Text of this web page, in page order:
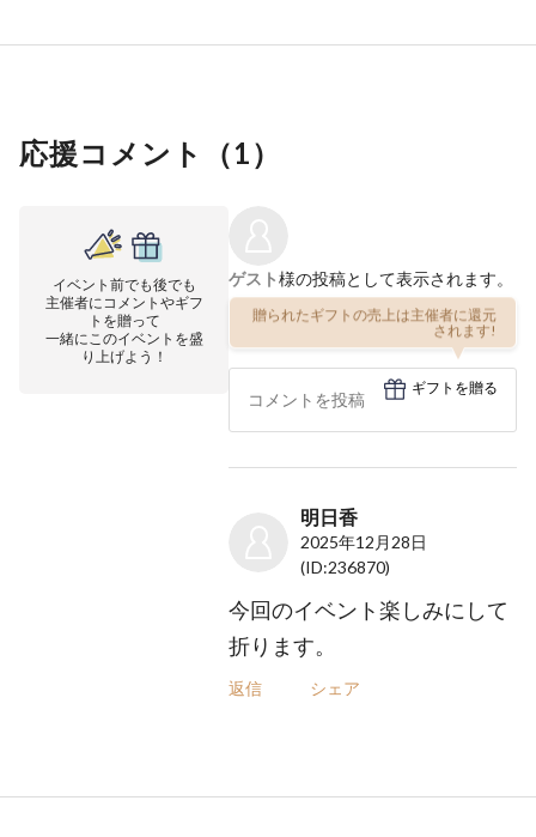
応援コメント（1）
イベント前でも後でも
主催者にコメントやギフ
トを贈って
一緒にこのイベントを盛
り上げよう！
ゲスト様の投稿として表示されます。
贈られたギフトの売上は主催者に還元
されます!
ギフトを贈る
明日香
2025年12月28日
(ID:236870)
今回のイベント楽しみにして
折ります。
返信 シェア